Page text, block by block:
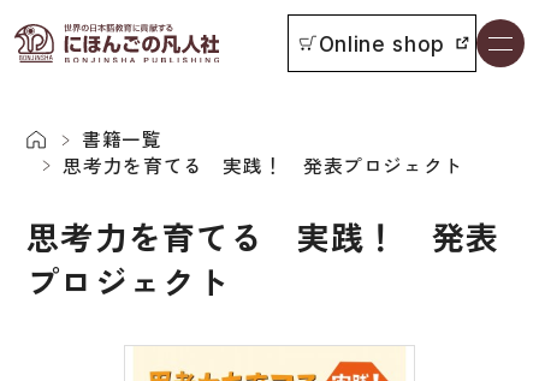
書籍一覧
イベント
よくあるご質問
Online shop
本をさがす
日本語学習者用教科書
書籍一覧
思考力を育てる 実践！ 発表プロジェクト
思考力を育てる 実践！ 発表
プロジェクト